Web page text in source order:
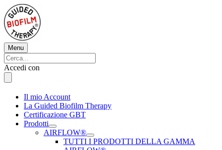
Vai
al
contenuto
Menu
Menu
Cerca:
Cerca
Accedi con
Il mio Account
La Guided Biofilm Therapy
Certificazione GBT
Prodotti
AIRFLOW®
TUTTI I PRODOTTI DELLA GAMMA